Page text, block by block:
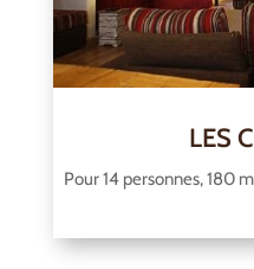
LES
Pour 14 personnes, 180